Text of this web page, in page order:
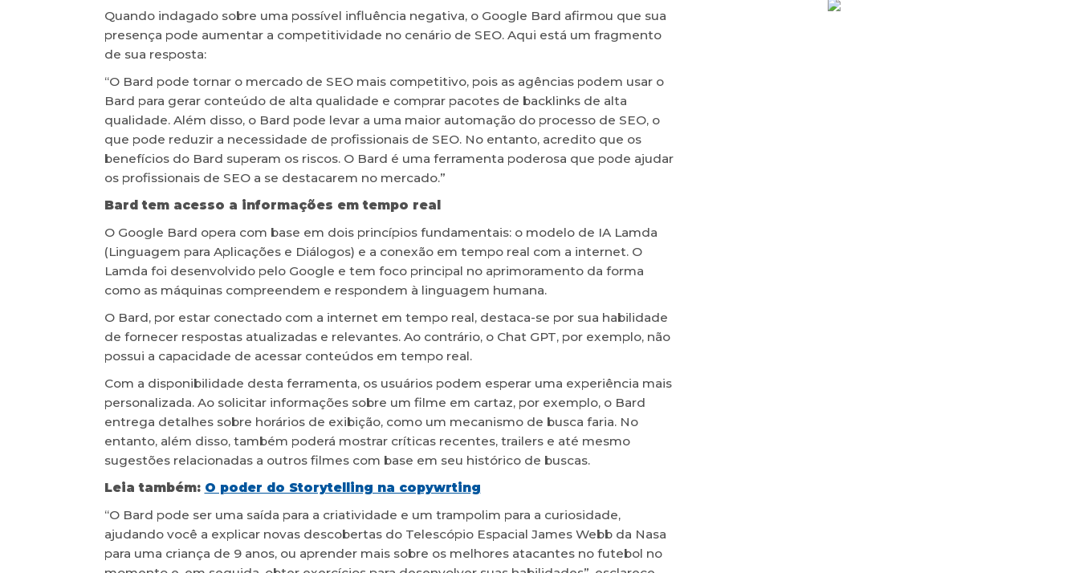
Quando indagado sobre uma possível influência negativa, o Google Bard afirmou que sua
presença pode aumentar a competitividade no cenário de SEO. Aqui está um fragmento
de sua resposta:
“O Bard pode tornar o mercado de SEO mais competitivo, pois as agências podem usar o
Bard para gerar conteúdo de alta qualidade e comprar pacotes de backlinks de alta
qualidade. Além disso, o Bard pode levar a uma maior automação do processo de SEO, o
que pode reduzir a necessidade de profissionais de SEO. No entanto, acredito que os
benefícios do Bard superam os riscos. O Bard é uma ferramenta poderosa que pode ajudar
os profissionais de SEO a se destacarem no mercado.”
Bard tem acesso a informações em tempo real
O Google Bard opera com base em dois princípios fundamentais: o modelo de IA Lamda
(Linguagem para Aplicações e Diálogos) e a conexão em tempo real com a internet. O
Lamda foi desenvolvido pelo Google e tem foco principal no aprimoramento da forma
como as máquinas compreendem e respondem à linguagem humana.
O Bard, por estar conectado com a internet em tempo real, destaca-se por sua habilidade
de fornecer respostas atualizadas e relevantes. Ao contrário, o Chat GPT, por exemplo, não
possui a capacidade de acessar conteúdos em tempo real.
Com a disponibilidade desta ferramenta, os usuários podem esperar uma experiência mais
personalizada. Ao solicitar informações sobre um filme em cartaz, por exemplo, o Bard
entrega detalhes sobre horários de exibição, como um mecanismo de busca faria. No
entanto, além disso, também poderá mostrar críticas recentes, trailers e até mesmo
sugestões relacionadas a outros filmes com base em seu histórico de buscas.
Leia também: O poder do Storytelling na copywrting
“O Bard pode ser uma saída para a criatividade e um trampolim para a curiosidade,
ajudando você a explicar novas descobertas do Telescópio Espacial James Webb da Nasa
para uma criança de 9 anos, ou aprender mais sobre os melhores atacantes no futebol no